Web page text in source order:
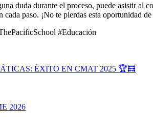
duda durante el proceso, puede asistir al
cada paso. ¡No te pierdas esta oportunidad
#Educación
ÉXITO EN CMAT 2025 🏆🧮
2026